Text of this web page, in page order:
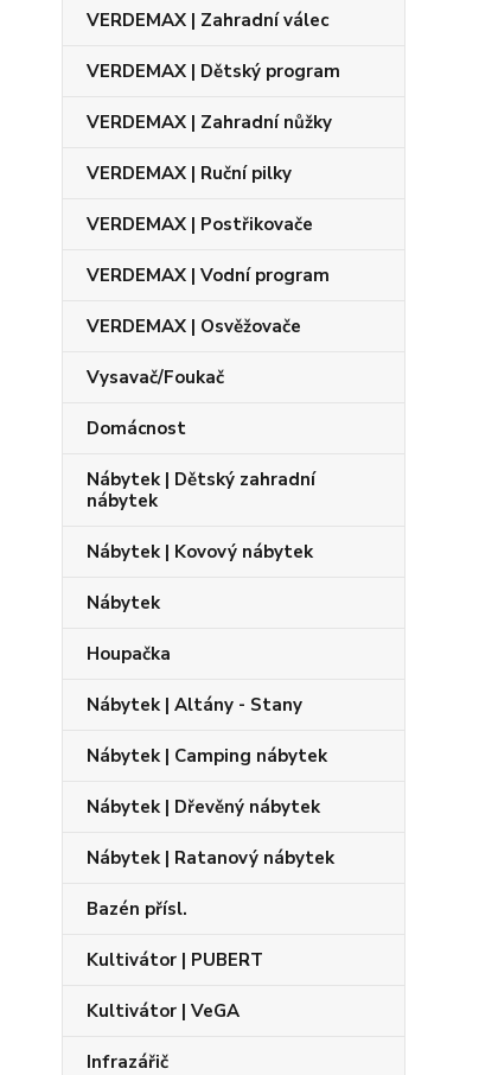
VERDEMAX | Zahradní válec
VERDEMAX | Dětský program
VERDEMAX | Zahradní nůžky
VERDEMAX | Ruční pilky
VERDEMAX | Postřikovače
VERDEMAX | Vodní program
VERDEMAX | Osvěžovače
Vysavač/Foukač
Domácnost
Nábytek | Dětský zahradní
nábytek
Nábytek | Kovový nábytek
Nábytek
Houpačka
Nábytek | Altány - Stany
Nábytek | Camping nábytek
Nábytek | Dřevěný nábytek
Nábytek | Ratanový nábytek
Bazén přísl.
Kultivátor | PUBERT
Kultivátor | VeGA
Infrazářič